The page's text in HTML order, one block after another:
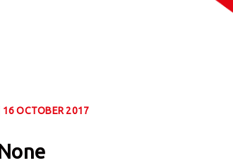
| 16 OCTOBER 2017